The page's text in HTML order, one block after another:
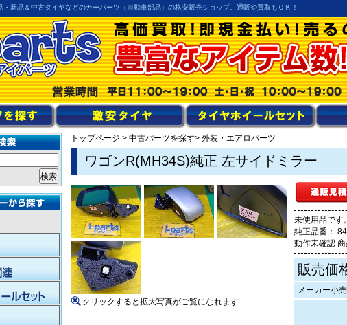
・新品＆中古タイヤなどのカーパーツ（自動車部品）の格安販売ショップ。通販や買取もＯＫ！
トップページ > 中古パーツを探す> 外装・エアロパーツ
ワゴンR(MH34S)純正 左サイドミラー
未使用品です
純正品番：
動作未確認
販売価
メーカー小
クリックすると拡大写真がご覧になれます